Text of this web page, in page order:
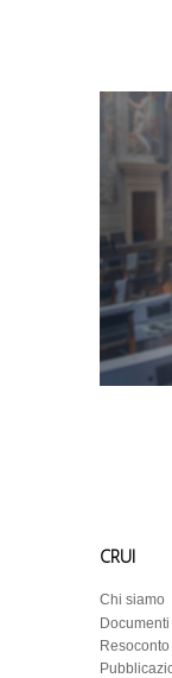
CRUI
Chi siamo
Documenti